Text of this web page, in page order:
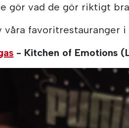
gör vad de gör riktigt bra
våra favoritrestauranger i
- Kitchen of Emotions